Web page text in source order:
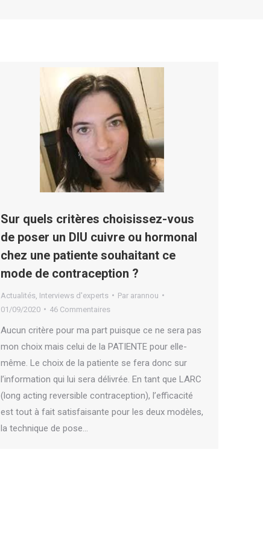
Sur quels critères choisissez-vous
de poser un DIU cuivre ou hormonal
chez une patiente souhaitant ce
mode de contraception ?
Actualités Interviews d'experts Par arannou
01/09/2020
46 Commentaires
Aucun critère pour ma part puisque ce ne sera pas
mon choix mais celui de la PATIENTE pour elle-
même. Le choix de la patiente se fera donc sur
l’information qui lui sera délivrée. En tant que LARC
(long acting reversible contraception), l’efficacité
est tout à fait satisfaisante pour les deux modèles,
la technique de pose…